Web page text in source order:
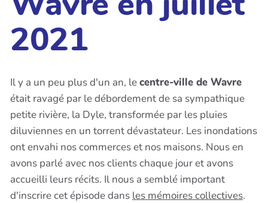
2021
Il y a un peu plus d'un an, lecentre-ville de Wavre
était ravagé par le débordement de sa sympathique
petite rivière, la Dyle, transformée par les pluies
diluviennes en un torrent dévastateur. Les inondations
ont envahi nos commerces et nos maisons. Nous en
avons parlé avec nos clients chaque jour et avons
accueilli leurs récits. Il nous a semblé important
d'inscrire cet épisode dans les mémoires collectives.